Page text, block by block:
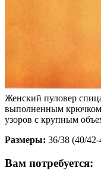
Женский пуловер
выполненным
узоров с крупным
Размеры: 36/38 (40/
Вам потребуется: